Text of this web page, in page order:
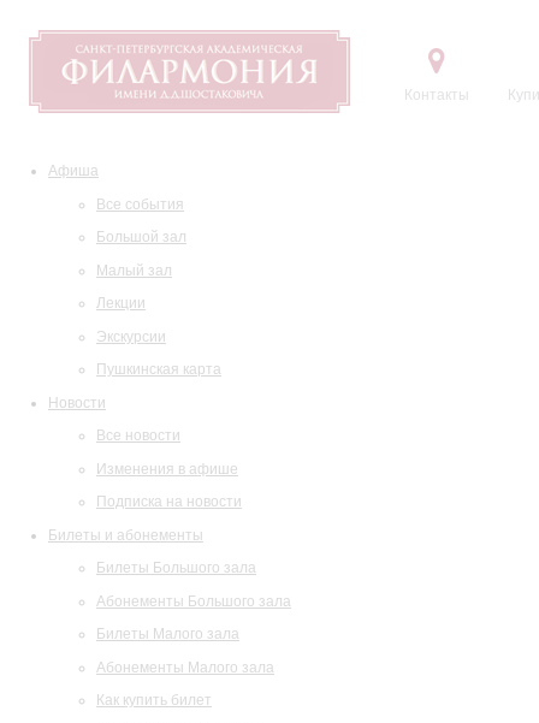
Контакты
Афиша
Все события
Большой зал
Малый зал
Лекции
Экскурсии
Пушкинская карта
Новости
Все новости
Изменения в афише
Подписка на новости
Билеты и абонементы
Билеты Большого зала
Абонементы Большого зала
Билеты Малого зала
Абонементы Малого зала
Как купить билет